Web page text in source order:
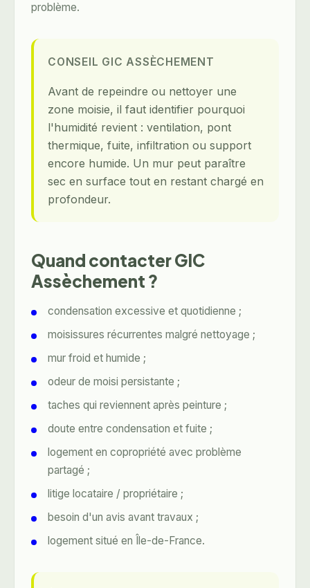
problème.
CONSEIL GIC ASSÈCHEMENT
Avant de repeindre ou nettoyer une
zone moisie, il faut identifier pourquoi
l'humidité revient : ventilation, pont
thermique, fuite, infiltration ou support
encore humide. Un mur peut paraître
sec en surface tout en restant chargé en
profondeur.
Quand contacter GIC
Assèchement ?
condensation excessive et quotidienne ;
moisissures récurrentes malgré nettoyage ;
mur froid et humide ;
odeur de moisi persistante ;
taches qui reviennent après peinture ;
doute entre condensation et fuite ;
logement en copropriété avec problème
partagé ;
litige locataire / propriétaire ;
besoin d'un avis avant travaux ;
logement situé en Île-de-France.